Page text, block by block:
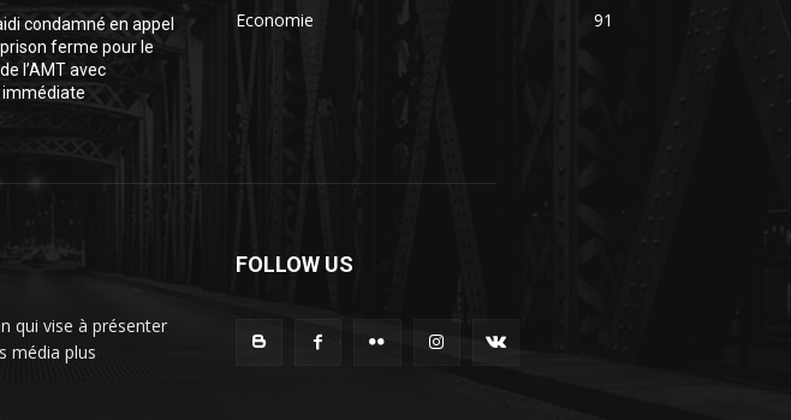
condamné en appel
ferme pour le
l’AMT avec
Economie
91
qui vise à présenter
média plus
FOLLOW US